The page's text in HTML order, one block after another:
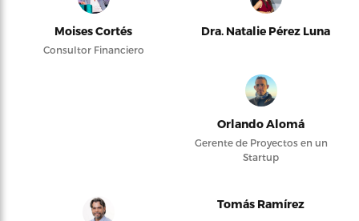
Moises Cortés
Consultor Financiero
Dra. Natalie Pérez Luna
Orlando Alomá
Gerente de Proyectos en un
Startup
Tomás Ramírez